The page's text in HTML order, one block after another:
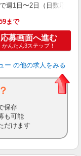
週1日〜2日（日数応相談
まで
応募画面へ進む
かんたん3ステップ！
ー の他の求人をみる
保存
も可能
だけます